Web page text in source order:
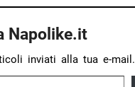
Napolike.it
inviati alla tua e-mail.